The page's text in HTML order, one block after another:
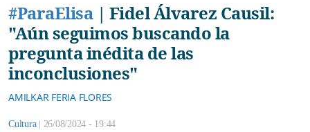
#ParaElisa| Fidel Álvarez Causil:
"Aún seguimos buscando la
pregunta inédita de las
inconclusiones"
AMILKAR FERIA FLORES
Cultura | 26/08/2024 - 19:44